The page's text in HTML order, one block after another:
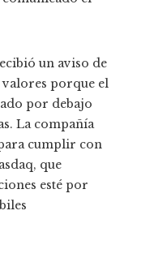
un aviso de
valores porque el
por debajo
La compañía
cumplir con
que
esté por